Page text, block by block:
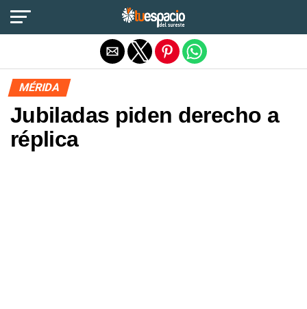
MÉRIDA
Jubiladas piden derecho a
réplica
Salir de la versión móvil